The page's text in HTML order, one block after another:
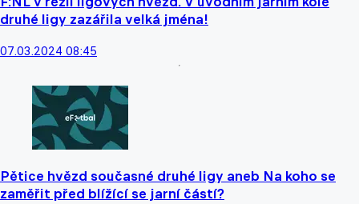
druhé ligy zazářila velká jména!
07.03.2024 08:45
Pětice hvězd současné druhé ligy aneb Na koho se
zaměřit před blížící se jarní částí?